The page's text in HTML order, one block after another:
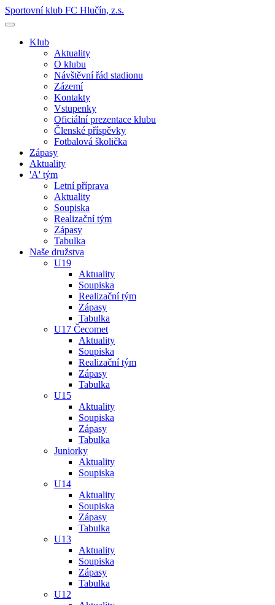
Sportovní klub FC Hlučín, z.s.
Klub
Aktuality
O klubu
Návštěvní řád stadionu
Zázemí
Kontakty
Vstupenky
Oficiální prezentace klubu
Členské příspěvky
Fotbalová školička
Zápasy
Aktuality
'A' tým
Letní příprava
Aktuality
Soupiska
Realizační tým
Zápasy
Tabulka
Naše družstva
U19
Aktuality
Soupiska
Realizační tým
Zápasy
Tabulka
U17 Čecomet
Aktuality
Soupiska
Realizační tým
Zápasy
Tabulka
U15
Aktuality
Soupiska
Zápasy
Tabulka
Juniorky
Aktuality
Soupiska
U14
Aktuality
Soupiska
Zápasy
Tabulka
U13
Aktuality
Soupiska
Zápasy
Tabulka
U12